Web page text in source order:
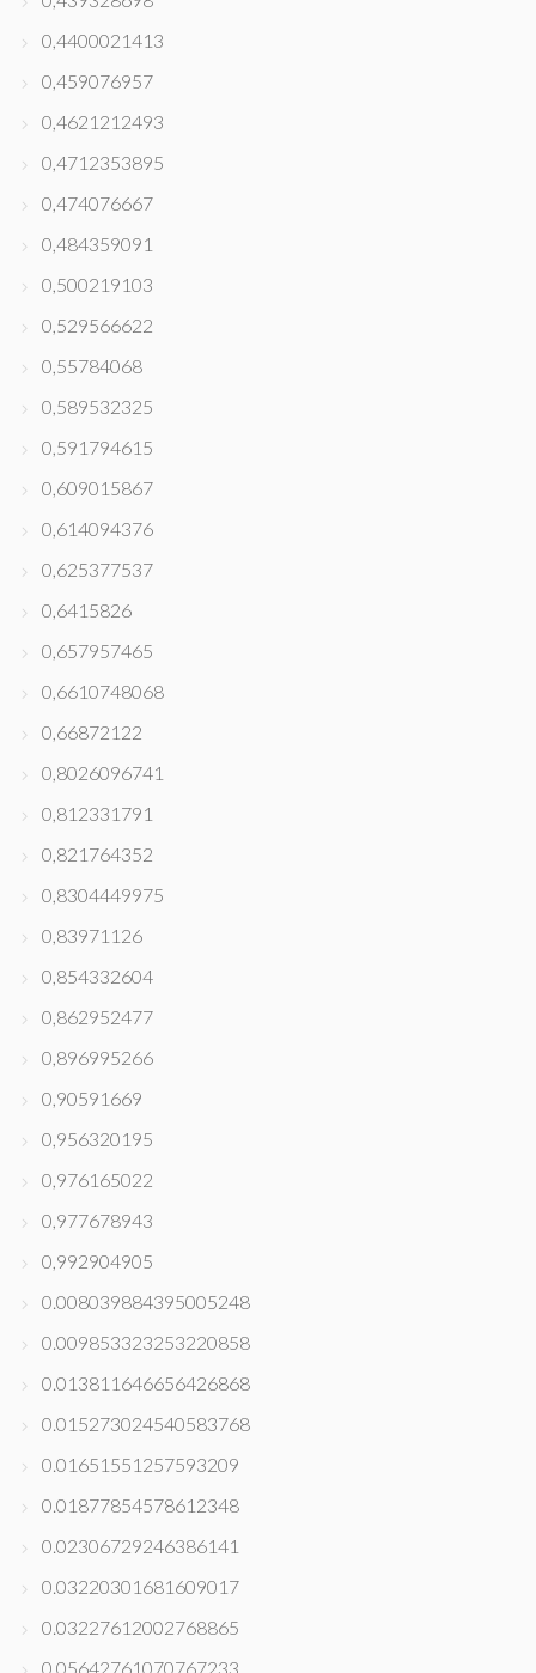
0,4400021413
0,459076957
0,4621212493
0,4712353895
0,474076667
0,484359091
0,500219103
0,529566622
0,55784068
0,589532325
0,591794615
0,609015867
0,614094376
0,625377537
0,6415826
0,657957465
0,6610748068
0,66872122
0,8026096741
0,812331791
0,821764352
0,8304449975
0,83971126
0,854332604
0,862952477
0,896995266
0,90591669
0,956320195
0,976165022
0,977678943
0,992904905
0.008039884395005248
0.009853323253220858
0.013811646656426868
0.015273024540583768
0.01651551257593209
0.01877854578612348
0.02306729246386141
0.03220301681609017
0.03227612002768865
0.05642761070767233